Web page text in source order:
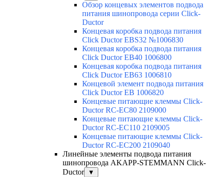
Обзор концевых элементов подвода
питания шинопровода серии Click-
Ductor
Концевая коробка подвода питания
Click Ductor EBS32 №1006830
Концевая коробка подвода питания
Click Ductor EB40 1006800
Концевая коробка подвода питания
Click Ductor EB63 1006810
Концевой элемент подвода питания
Click Ductor EB 1006820
Концевые питающие клеммы Click-
Ductor RC-EC80 2109000
Концевые питающие клеммы Click-
Ductor RC-EC110 2109005
Концевые питающие клеммы Click-
Ductor RC-EC200 2109040
Линейные элементы подвода питания
шинопровода AKAPP-STEMMANN Click-
Ductor
▼